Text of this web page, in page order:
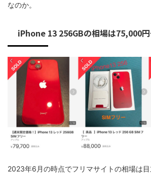
なのか。
iPhone 13 256GBの相場は75,000
2023年6月の時点でフリマサイトの相場は